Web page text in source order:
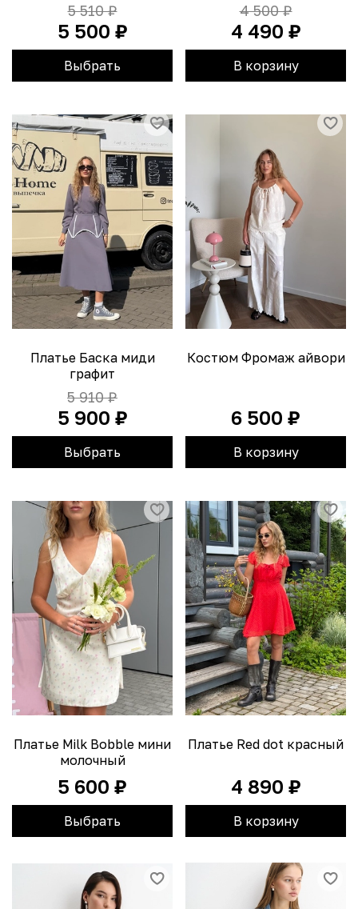
5 510 ₽
5 500 ₽
Выбрать
4 500 ₽
4 490 ₽
В корзину
Платье Баска миди
графит
5 910 ₽
5 900 ₽
Выбрать
Костюм Фромаж айвори
6 500 ₽
В корзину
Платье Milk Bobble мини
молочный
5 600 ₽
Выбрать
Платье Red dot красный
4 890 ₽
В корзину